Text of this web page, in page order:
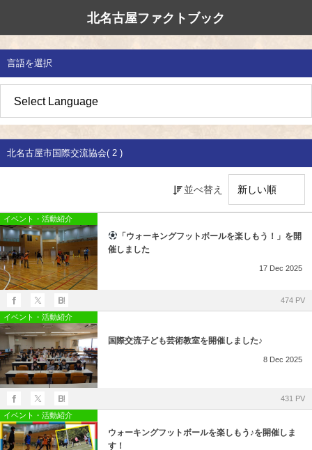
北名古屋ファクトブック
言語を選択
北名古屋市国際交流協会( 2 )
並べ替え
イベント・活動紹介
「ウォーキングフットボールを楽しもう！」を開
催しました
17 Dec 2025
474 PV
イベント・活動紹介
国際交流子ども芸術教室を開催しました♪
8 Dec 2025
431 PV
イベント・活動紹介
ウォーキングフットボールを楽しもう♪を開催しま
す！
地域みがき
オススメの場所
イベント・活動紹介 草の根交流
多文化共生社
外国語講座
草の根交流
私たちの国際
ボランティア
北名古屋市国際交流協会について
所在地・お問合せ先
愛知県防災・
北名古屋市国際交流協会 会報
市民アンケート結果